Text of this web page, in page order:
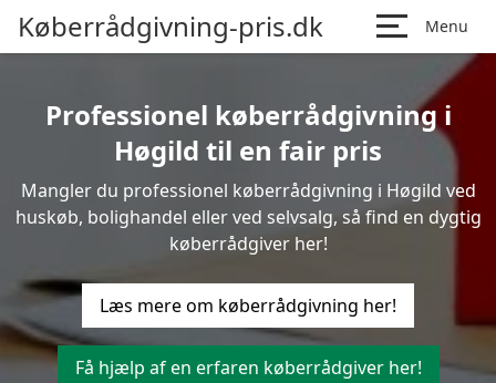
Køberrådgivning-pris.dk Menu
Professionel køberrådgivning i
Høgild til en fair pris
Mangler du professionel køberrådgivning i Høgild ved
huskøb, bolighandel eller ved selvsalg, så find en dygtig
køberrådgiver her!
Læs mere om køberrådgivning her!
Få hjælp af en erfaren køberrådgiver her!